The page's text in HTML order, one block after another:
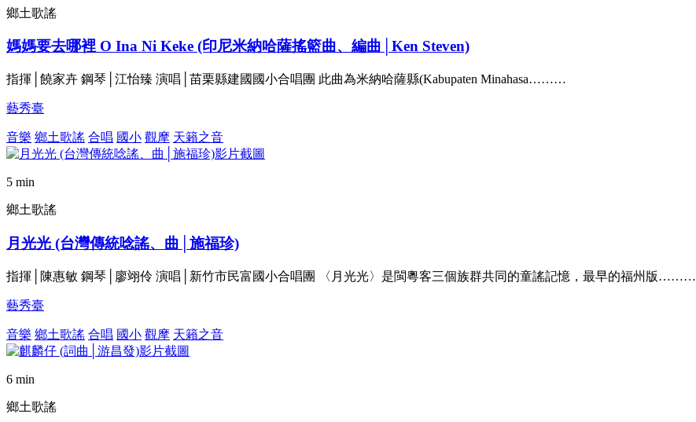
鄉土歌謠
媽媽要去哪裡 O Ina Ni Keke (印尼米納哈薩搖籃曲、編曲│Ken Steven)
指揮│饒家卉 鋼琴│江怡臻 演唱│苗栗縣建國國小合唱團 此曲為米納哈薩縣(Kabupaten Minahasa………
藝秀臺
音樂 鄉土歌謠 合唱 國小 觀摩 天籟之音
5 min
鄉土歌謠
月光光 (台灣傳統唸謠、曲│施福珍)
指揮│陳惠敏 鋼琴│廖翊伶 演唱│新竹市民富國小合唱團 〈月光光〉是閩粵客三個族群共同的童謠記憶，最早的福州版………
藝秀臺
音樂 鄉土歌謠 合唱 國小 觀摩 天籟之音
6 min
鄉土歌謠